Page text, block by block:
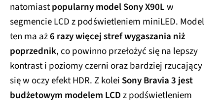
natomiastpopularny model Sony X90Lw
segmencie LCD z podświetleniem miniLED. Model
ten ma aż6 razy więcej stref wygaszania niż
poprzednik, co powinno przełożyć się na lepszy
kontrast i poziomy czerni oraz bardziej rzucający
się w oczy efekt HDR. Z kolei Sony Bravia 3 jest
budżetowym modelem LCDz podświetleniem